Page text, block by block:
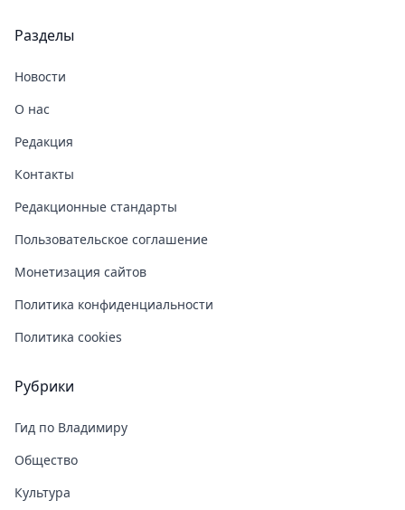
Разделы
Новости
О нас
Редакция
Контакты
Редакционные стандарты
Пользовательское соглашение
Монетизация сайтов
Политика конфиденциальности
Политика cookies
Рубрики
Гид по Владимиру
Общество
Культура